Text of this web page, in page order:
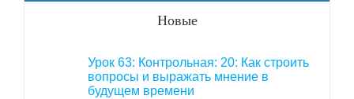
Новые
Урок 63: Контрольная: 20: Как строить
вопросы и выражать мнение в
будущем времени